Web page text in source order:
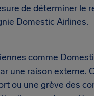
de déterminer le
Domestic Airlines.
comme
une raison externe.
ou une grève des